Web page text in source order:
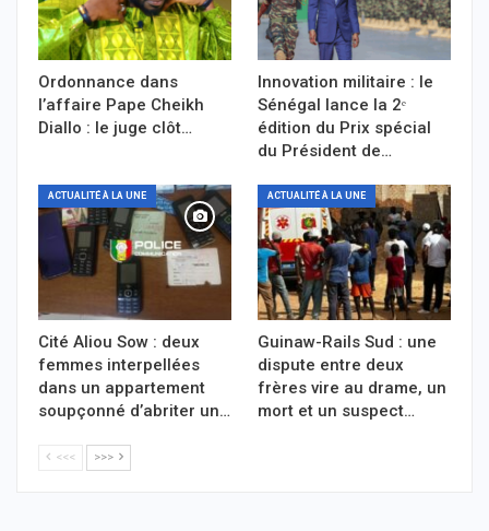
Ordonnance dans
l’affaire Pape Cheikh
Diallo : le juge clôt…
Innovation militaire : le
Sénégal lance la 2ᵉ
édition du Prix spécial
du Président de…
ACTUALITÉ À LA UNE
Cité Aliou Sow : deux
femmes interpellées
dans un appartement
soupçonné d’abriter un…
ACTUALITÉ À LA UNE
Guinaw-Rails Sud : une
dispute entre deux
frères vire au drame, un
mort et un suspect…
<<< >>>